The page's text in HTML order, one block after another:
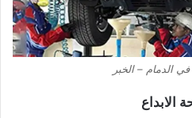
الدمام – الخبر
الابداع